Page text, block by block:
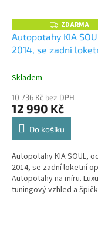
Z
D
A
R
ZDARMA
Autopotahy KIA
2014, se zadní
VELVET, černé
Smart Microfiber
hodnotě 329,-Kč
Skladem
10 736 Kč bez DPH
12 990 Kč
Do košíku
Autopotahy KIA SOUL,
2014, se zadní loketní
Autopotahy na míru.
tuningový vzhled a
čalounické zpracování....